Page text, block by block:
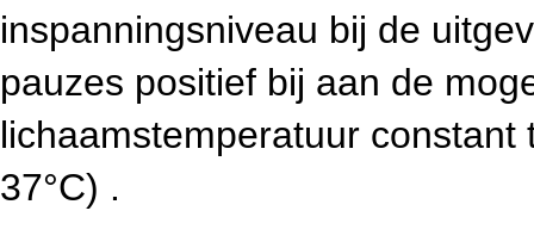
inspanningsniveau bij de
pauzes positief bij aan de
lichaamstemperatuur
37°C) .